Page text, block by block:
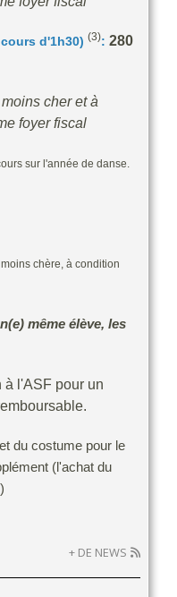
cours d'1h30)(3): 280
cher et à
foyer fiscal
sur l'année de danse.
chère, à condition
même élève, les
à l'ASF pour un
du costume pour le
(l'achat du
+ DE NEWS